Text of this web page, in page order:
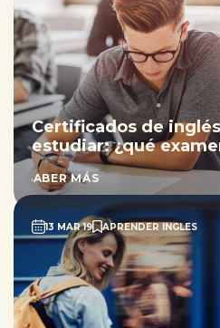
Certificados de
estudiar: ¿qué
SABER MÁS
13 MAR 19 APRENDER INGLES